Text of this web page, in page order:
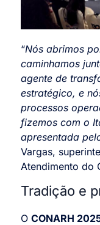
“Nós abrimos
caminhamos
agente de
estratégico, e
processos
fizemos com o
apresentada
Vargas,
Atendimento do
Tradição e
O CONARH